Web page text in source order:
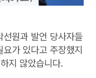
원과 발언 당사자들
가 있다고 주장했지
지 않았습니다.